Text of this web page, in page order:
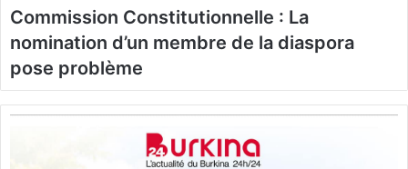
Commission Constitutionnelle : La
nomination d’un membre de la diaspora
pose problème